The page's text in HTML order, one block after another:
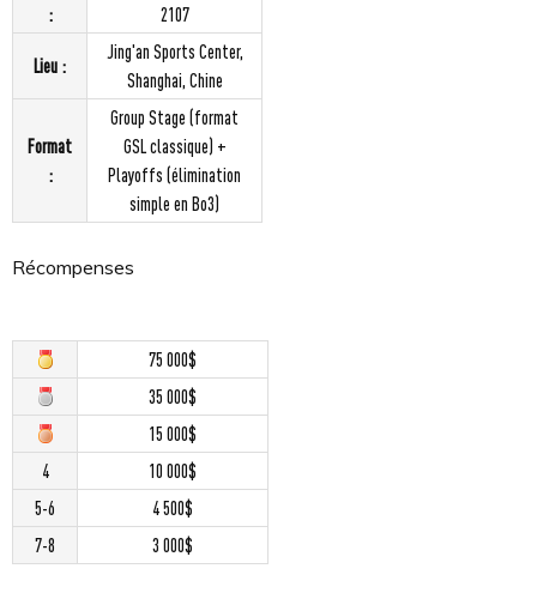
:
2107
Lieu :
Jing'an Sports Center,
Shanghai, Chine
Format
:
Group Stage (format
GSL classique) +
Playoffs (élimination
simple en Bo3)
Récompenses
75 000$
35 000$
15 000$
4
10 000$
5-6
4 500$
7-8
3 000$